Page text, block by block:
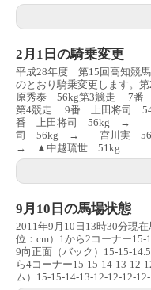
2月1日の騎乗変更
平成28年度 第15回高知競
のとおり騎乗変更しま
原秀泰 56kg第3競走 7
第4競走 9番 上田将司
番 上田将司 56kg → 倉
司 56kg → 宮川実
→ ▲中越琉世 51kg...
9月10日の馬場状態
2011年9月10日13時30分現
位：cm）1から2コーナー15-
9向正面（バック）15-15-
ら4コーナー15-15-14-13-12-
ム）15-15-14-13-12-12-12-12-